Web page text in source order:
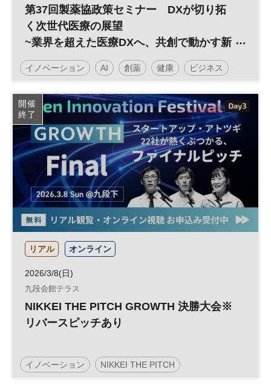
第37回製薬協政策セミナー DXが切り拓
く次世代医療の展望
~業界を超えた医療DXへ、共創で動かす新
たな試み
イノベーション AI 創薬 健康 ビジネス
医療 スタートアップ DX 参加無料
ヘルスケア ベンチャー
開催
終了
リアル オンライン
2026/3/8(日)
九段会館テラス
NIKKEI THE PITCH GROWTH 決勝大会※
リバースピッチあり
イノベーション NIKKEI THE PITCH